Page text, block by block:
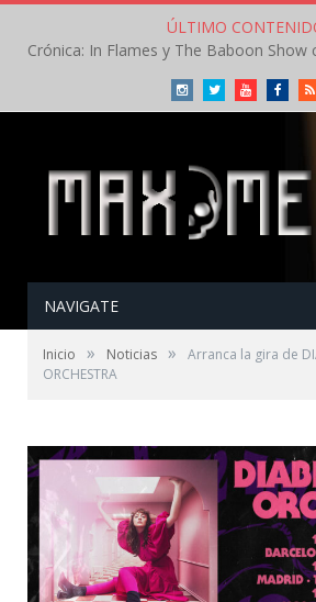
ÚLTIMO
InstagramTwitterYoutube
NAVIGATE
Inicio » Noticias »
Arranca la gira de
ORCHESTRA